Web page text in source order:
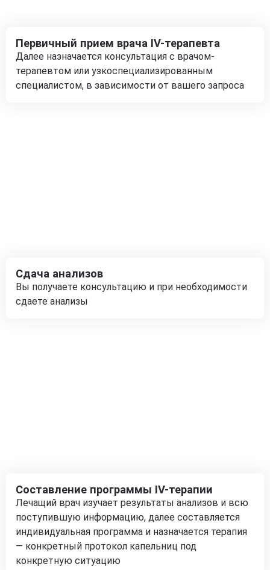
Первичный прием врача IV-терапевта
Далее назначается консультация с врачом-
терапевтом или узкоспециализированным
специалистом, в зависимости от вашего запроса
Сдача анализов
Вы получаете консультацию и при необходимости
сдаете анализы
Составление программы IV-терапии
Лечащий врач изучает результаты анализов и всю
поступившую информацию, далее составляется
индивидуальная программа и назначается терапия
— конкретный протокол капельниц под
конкретную ситуацию